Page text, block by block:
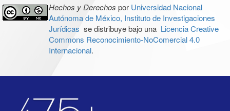
Hechos y Derechos por Universidad Nacional
Autónoma de México, Instituto de Investigaciones
Jurídicas se distribuye bajo una Licencia Creative
Commons Reconocimiento-NoComercial 4.0
Internacional.